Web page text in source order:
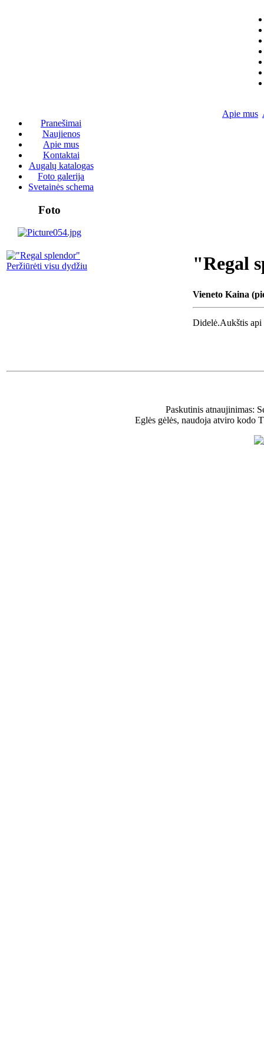
Pranešimai
Naujienos
Apie mus
Kontaktai
Augalų katalogas
Foto galerija
Svetainės schema
Foto
Apie mus
Peržiūrėti visu dydžiu "Regal
Vieneto Kaina
Didelė.Aukštis api
Paskutinis atnaujinimas:
Eglės gėlės, naudoja atviro kodo